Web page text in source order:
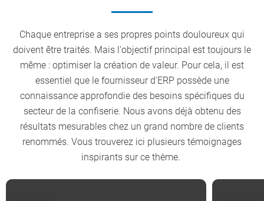
Chaque entreprise a ses propres points douloureux qui
doivent être traités. Mais l'objectif principal est toujours le
même : optimiser la création de valeur. Pour cela, il est
essentiel que le fournisseur d'ERP possède une
connaissance approfondie des besoins spécifiques du
secteur de la confiserie. Nous avons déjà obtenu des
résultats mesurables chez un grand nombre de clients
renommés. Vous trouverez ici plusieurs témoignages
inspirants sur ce thème.